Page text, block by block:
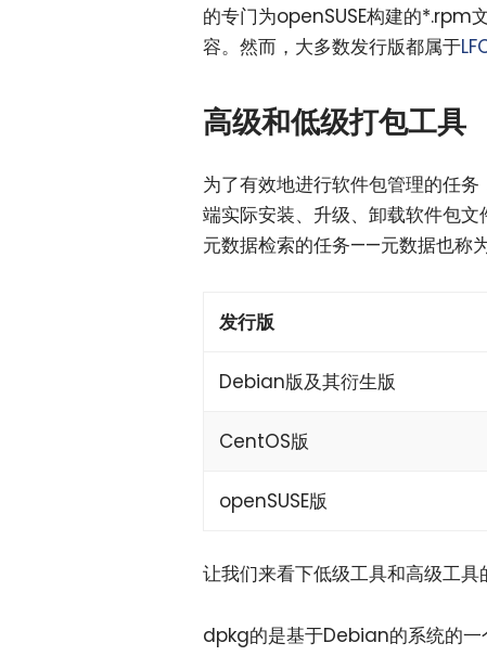
的专门为openSUSE构建的*.rpm
容。然而，大多数发行版都属于
高级和低级打包工具
为了有效地进行软件包管理的任
端实际安装、升级、卸载软件包
元数据检索的任务——元数据也称
发行版
Debian版及其衍生版
CentOS版
openSUSE版
让我们来看下低级工具和高级工具
dpkg的是基于Debian的系统的一